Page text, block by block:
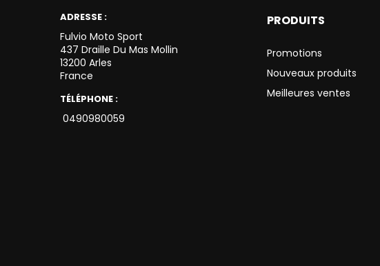
ADRESSE :
Fulvio Moto Sport
437 Draille Du Mas Mollin
13200 Arles
France
TÉLÉPHONE :
0490980059
PRODUITS
Promotions
Nouveaux produits
Meilleures ventes